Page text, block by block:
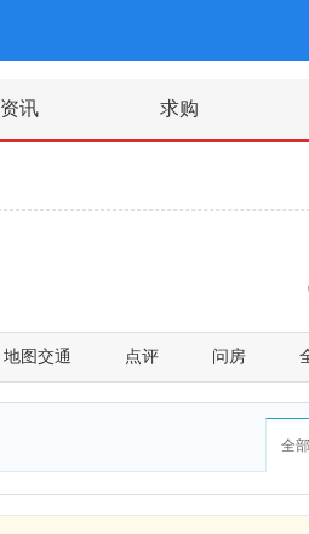
资讯 求购
地图交通 点评 问房
全部